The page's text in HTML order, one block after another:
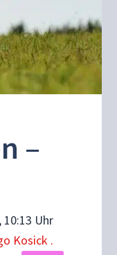
–
10:13 Uhr
Kosick .